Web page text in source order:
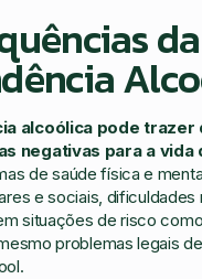
da
alcoólica pode trazer
negativas para a vida
de saúde física e
e sociais, dificuldades
situações de risco
problemas legais